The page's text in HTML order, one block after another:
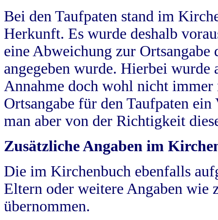
Bei den Taufpaten stand im
Herkunft. Es wurde deshalb
eine Abweichung zur
angegeben wurde. Hierbei wurde
Annahme doch wohl nicht
Ortsangabe für den Taufpaten
man aber von der Richtigkeit
Zusätzliche Angaben im
Die im Kirchenbuch ebenfalls
Eltern oder weitere Angaben wie
übernommen.